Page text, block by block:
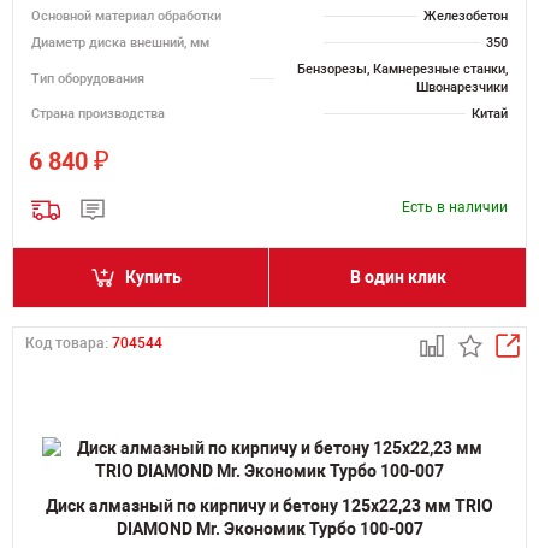
Основной материал обработки
Железобетон
Диаметр диска внешний, мм
350
Тип оборудования
Бензорезы, Камнерезные станки,
Швонарезчики
Страна производства
Китай
6 840 ₽
Есть в наличии
Купить В один клик
Код товара: 704544
Диск алмазный по кирпичу и бетону 125х22,23 мм TRIO
DIAMOND Mr. Экономик Турбо 100-007